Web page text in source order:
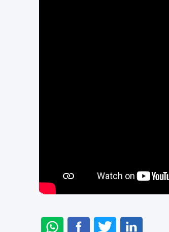
ENVIAR
COMPARTILHARCOMPARTILHAR